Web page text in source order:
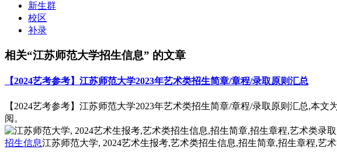
新生群
校区
补录
相关“江苏师范大学招生信息” 的文章
【2024艺考参考】江苏师范大学2023年艺术类招生简章/章程/录取原则汇总
【2024艺考参考】江苏师范大学2023年艺术类招生简章/章程/录取原则汇总,本
阅。
招生信息江苏师范大学, 2024艺术生报考,艺术类招生信息,招生简章,招生章程,艺